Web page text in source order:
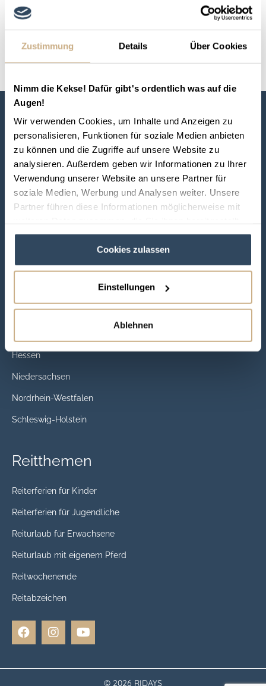
Zustimmung Details Über Cookies
Nimm die Kekse! Dafür gibt's ordentlich was auf die
Augen!
Wir verwenden Cookies, um Inhalte und Anzeigen zu
personalisieren, Funktionen für soziale Medien anbieten
zu können und die Zugriffe auf unsere Website zu
analysieren. Außerdem geben wir Informationen zu Ihrer
Verwendung unserer Website an unsere Partner für
soziale Medien, Werbung und Analysen weiter. Unsere
Partner führen diese Informationen möglicherweise mit
haben oder die sie im Rahmen Ihrer Nutzung der Dienste
Cookies zulassen
Einstellungen
Ablehnen
Kategorie:Unkategorisiert
Über
Über Uns
Gastgeber werden
RIDAYS Blog
Kooperationen
Service
Kontakt für Gastgeber
Kontakt für Reisende
Newsletter Anmeldung
Versicherungen
Bayern
Hessen
Niedersachsen
Nordrhein-Westfalen
Schleswig-Holstein
Reitthemen
Reiterferien für Kinder
Reiterferien für Jugendliche
Reiturlaub für Erwachsene
Reiturlaub mit eigenem Pferd
Reitwochenende
Reitabzeichen
© 2026 RIDAYS